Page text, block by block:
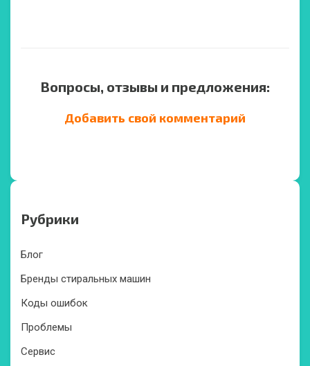
Вопросы, отзывы и предложения:
Добавить свой комментарий
Рубрики
Блог
Бренды стиральных машин
Коды ошибок
Проблемы
Сервис